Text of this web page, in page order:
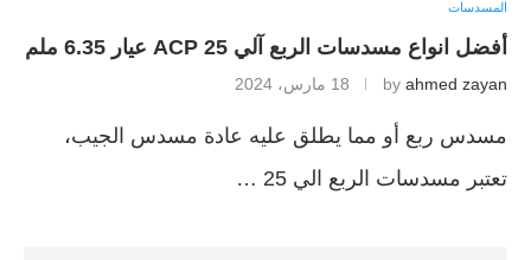
المسدسات
أفضل انواع مسدسات الربع آلي 25 ACP عيار 6.35 ملم
by ahmed zayan 18 مارس، 2024
مسدس ربع أو مما يطلق عليه عادة مسدس الجيب،
تعتبر مسدسات الربع الي 25 …